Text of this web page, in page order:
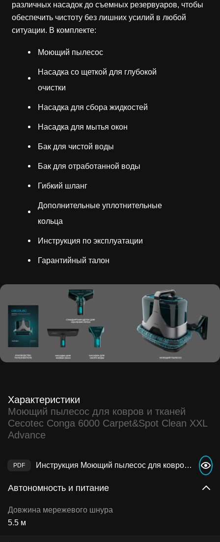
различных насадок до съемных резервуаров, чтобы
обеспечить чистоту без лишних усилий в любой
ситуации. В комплекте:
Моющий пылесос
Насадка со щеткой для глубокой
очистки
Насадка для сбора жидкостей
Насадка для мытья окон
Бак для чистой воды
Бак для отработанной воды
Гибкий шланг
Дополнительные уплотнительные
кольца
Инструкция по эксплуатации
Гарантийный талон
Характеристики
Моющий пылесос для ковров и тканей
Cecotec Conga 6000 Carpet&Spot Clean XXL
Advance
Инструкция Моющий пылесос для ковров и тканей Cecotec Conga 6000 Carpet&Spot Clean XXL Advance
Автономность и питание
Довжина мережевого шнура
5.5 м